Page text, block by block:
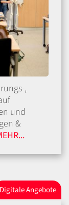
,
und
&
Digitale Angebote